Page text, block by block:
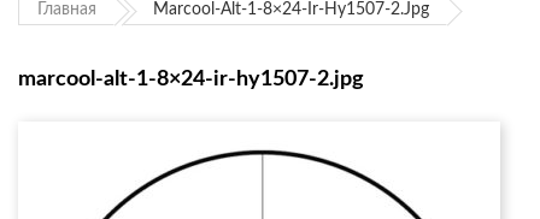
Главная Marcool-Alt-1-8×24-Ir-Hy1507-2.jpg
marcool-alt-1-8×24-ir-hy1507-2.jpg